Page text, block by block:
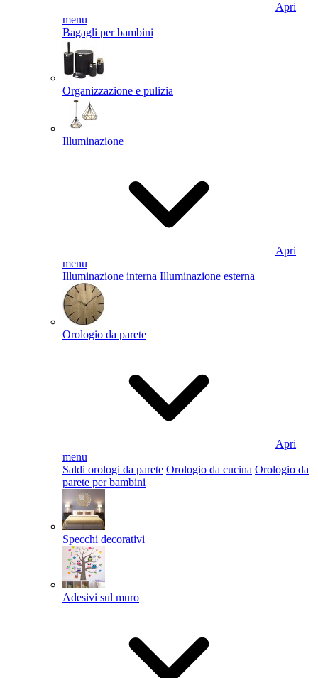
Apri
menu
Bagagli per bambini
Organizzazione e pulizia
Illuminazione
Apri
menu
Illuminazione interna Illuminazione esterna
Orologio da parete
Apri
menu
Saldi orologi da parete Orologio da cucina Orologio da
parete per bambini
Specchi decorativi
Adesivi sul muro